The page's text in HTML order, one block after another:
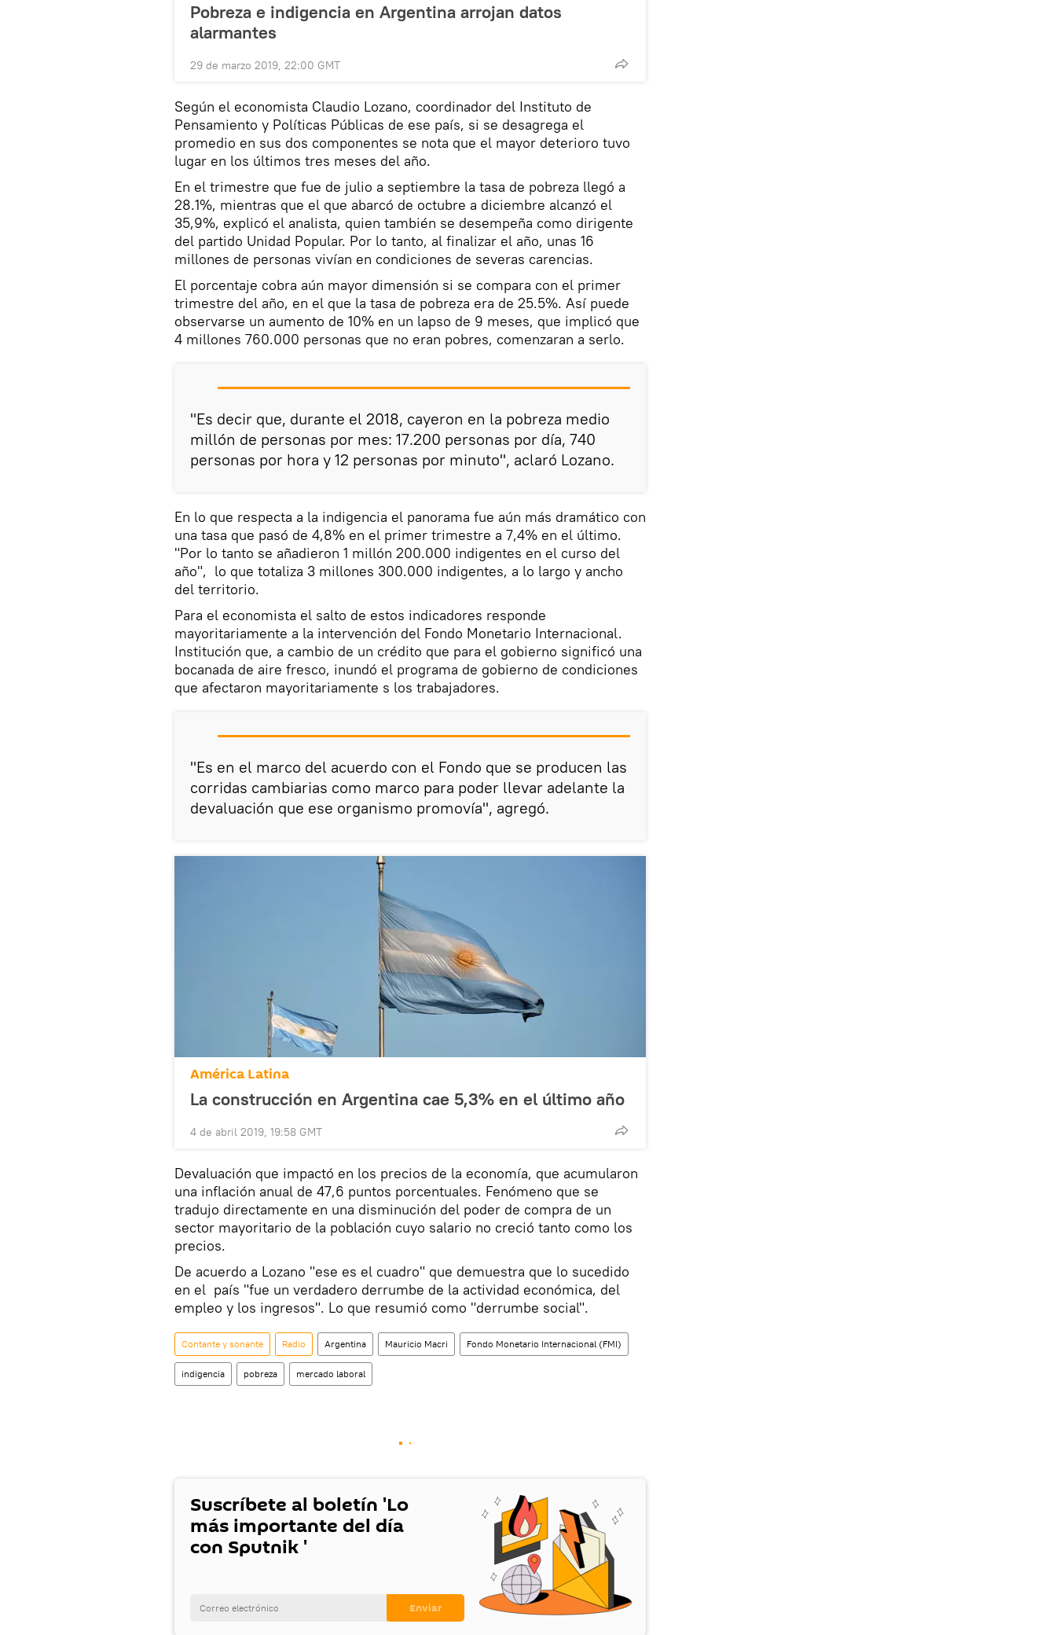
Pobreza e indigencia en Argentina arrojan datos
alarmantes
29 de marzo 2019, 22:00 GMT
Según el economista Claudio Lozano, coordinador del Instituto de
Pensamiento y Políticas Públicas de ese país, si se desagrega el
promedio en sus dos componentes se nota que el mayor deterioro tuvo
lugar en los últimos tres meses del año.
En el trimestre que fue de julio a septiembre la tasa de pobreza llegó a
28.1%, mientras que el que abarcó de octubre a diciembre alcanzó el
35,9%, explicó el analista, quien también se desempeña como dirigente
del partido Unidad Popular. Por lo tanto, al finalizar el año, unas 16
millones de personas vivían en condiciones de severas carencias.
El porcentaje cobra aún mayor dimensión si se compara con el primer
trimestre del año, en el que la tasa de pobreza era de 25.5%. Así puede
observarse un aumento de 10% en un lapso de 9 meses, que implicó que
4 millones 760.000 personas que no eran pobres, comenzaran a serlo.
"Es decir que, durante el 2018, cayeron en la pobreza medio
millón de personas por mes: 17.200 personas por día, 740
personas por hora y 12 personas por minuto", aclaró Lozano.
En lo que respecta a la indigencia el panorama fue aún más dramático con
una tasa que pasó de 4,8% en el primer trimestre a 7,4% en el último.
"Por lo tanto se añadieron 1 millón 200.000 indigentes en el curso del
año", lo que totaliza 3 millones 300.000 indigentes, a lo largo y ancho
del territorio.
Para el economista el salto de estos indicadores responde
mayoritariamente a la intervención del Fondo Monetario Internacional.
Institución que, a cambio de un crédito que para el gobierno significó una
bocanada de aire fresco, inundó el programa de gobierno de condiciones
que afectaron mayoritariamente s los trabajadores.
"Es en el marco del acuerdo con el Fondo que se producen las
corridas cambiarias como marco para poder llevar adelante la
devaluación que ese organismo promovía", agregó.
América Latina
La construcción en Argentina cae 5,3% en el último año
4 de abril 2019, 19:58 GMT
Devaluación que impactó en los precios de la economía, que acumularon
una inflación anual de 47,6 puntos porcentuales. Fenómeno que se
tradujo directamente en una disminución del poder de compra de un
sector mayoritario de la población cuyo salario no creció tanto como los
precios.
De acuerdo a Lozano "ese es el cuadro" que demuestra que lo sucedido
en el país "fue un verdadero derrumbe de la actividad económica, del
empleo y los ingresos". Lo que resumió como "derrumbe social".
Contante y sonante Radio Argentina Mauricio Macri Fondo Monetario Internacional (FMI)
indigencia pobreza mercado laboral
Suscríbete al boletín 'Lo
más importante del día
con Sputnik '